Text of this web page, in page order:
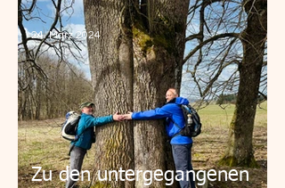
Zu den untergegangenen
24. März 2024